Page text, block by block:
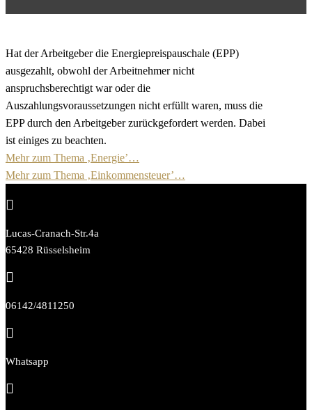
Hat der Arbeitgeber die Energiepreispauschale (EPP)
ausgezahlt, obwohl der Arbeitnehmer nicht
anspruchsberechtigt war oder die
Auszahlungsvoraussetzungen nicht erfüllt waren, muss die
EPP durch den Arbeitgeber zurückgefordert werden. Dabei
ist einiges zu beachten.
Mehr zum Thema ‚Energie’…
Mehr zum Thema ‚Einkommensteuer’…

Lucas-Cranach-Str.4a
65428 Rüsselsheim

06142/4811250

Whatsapp
